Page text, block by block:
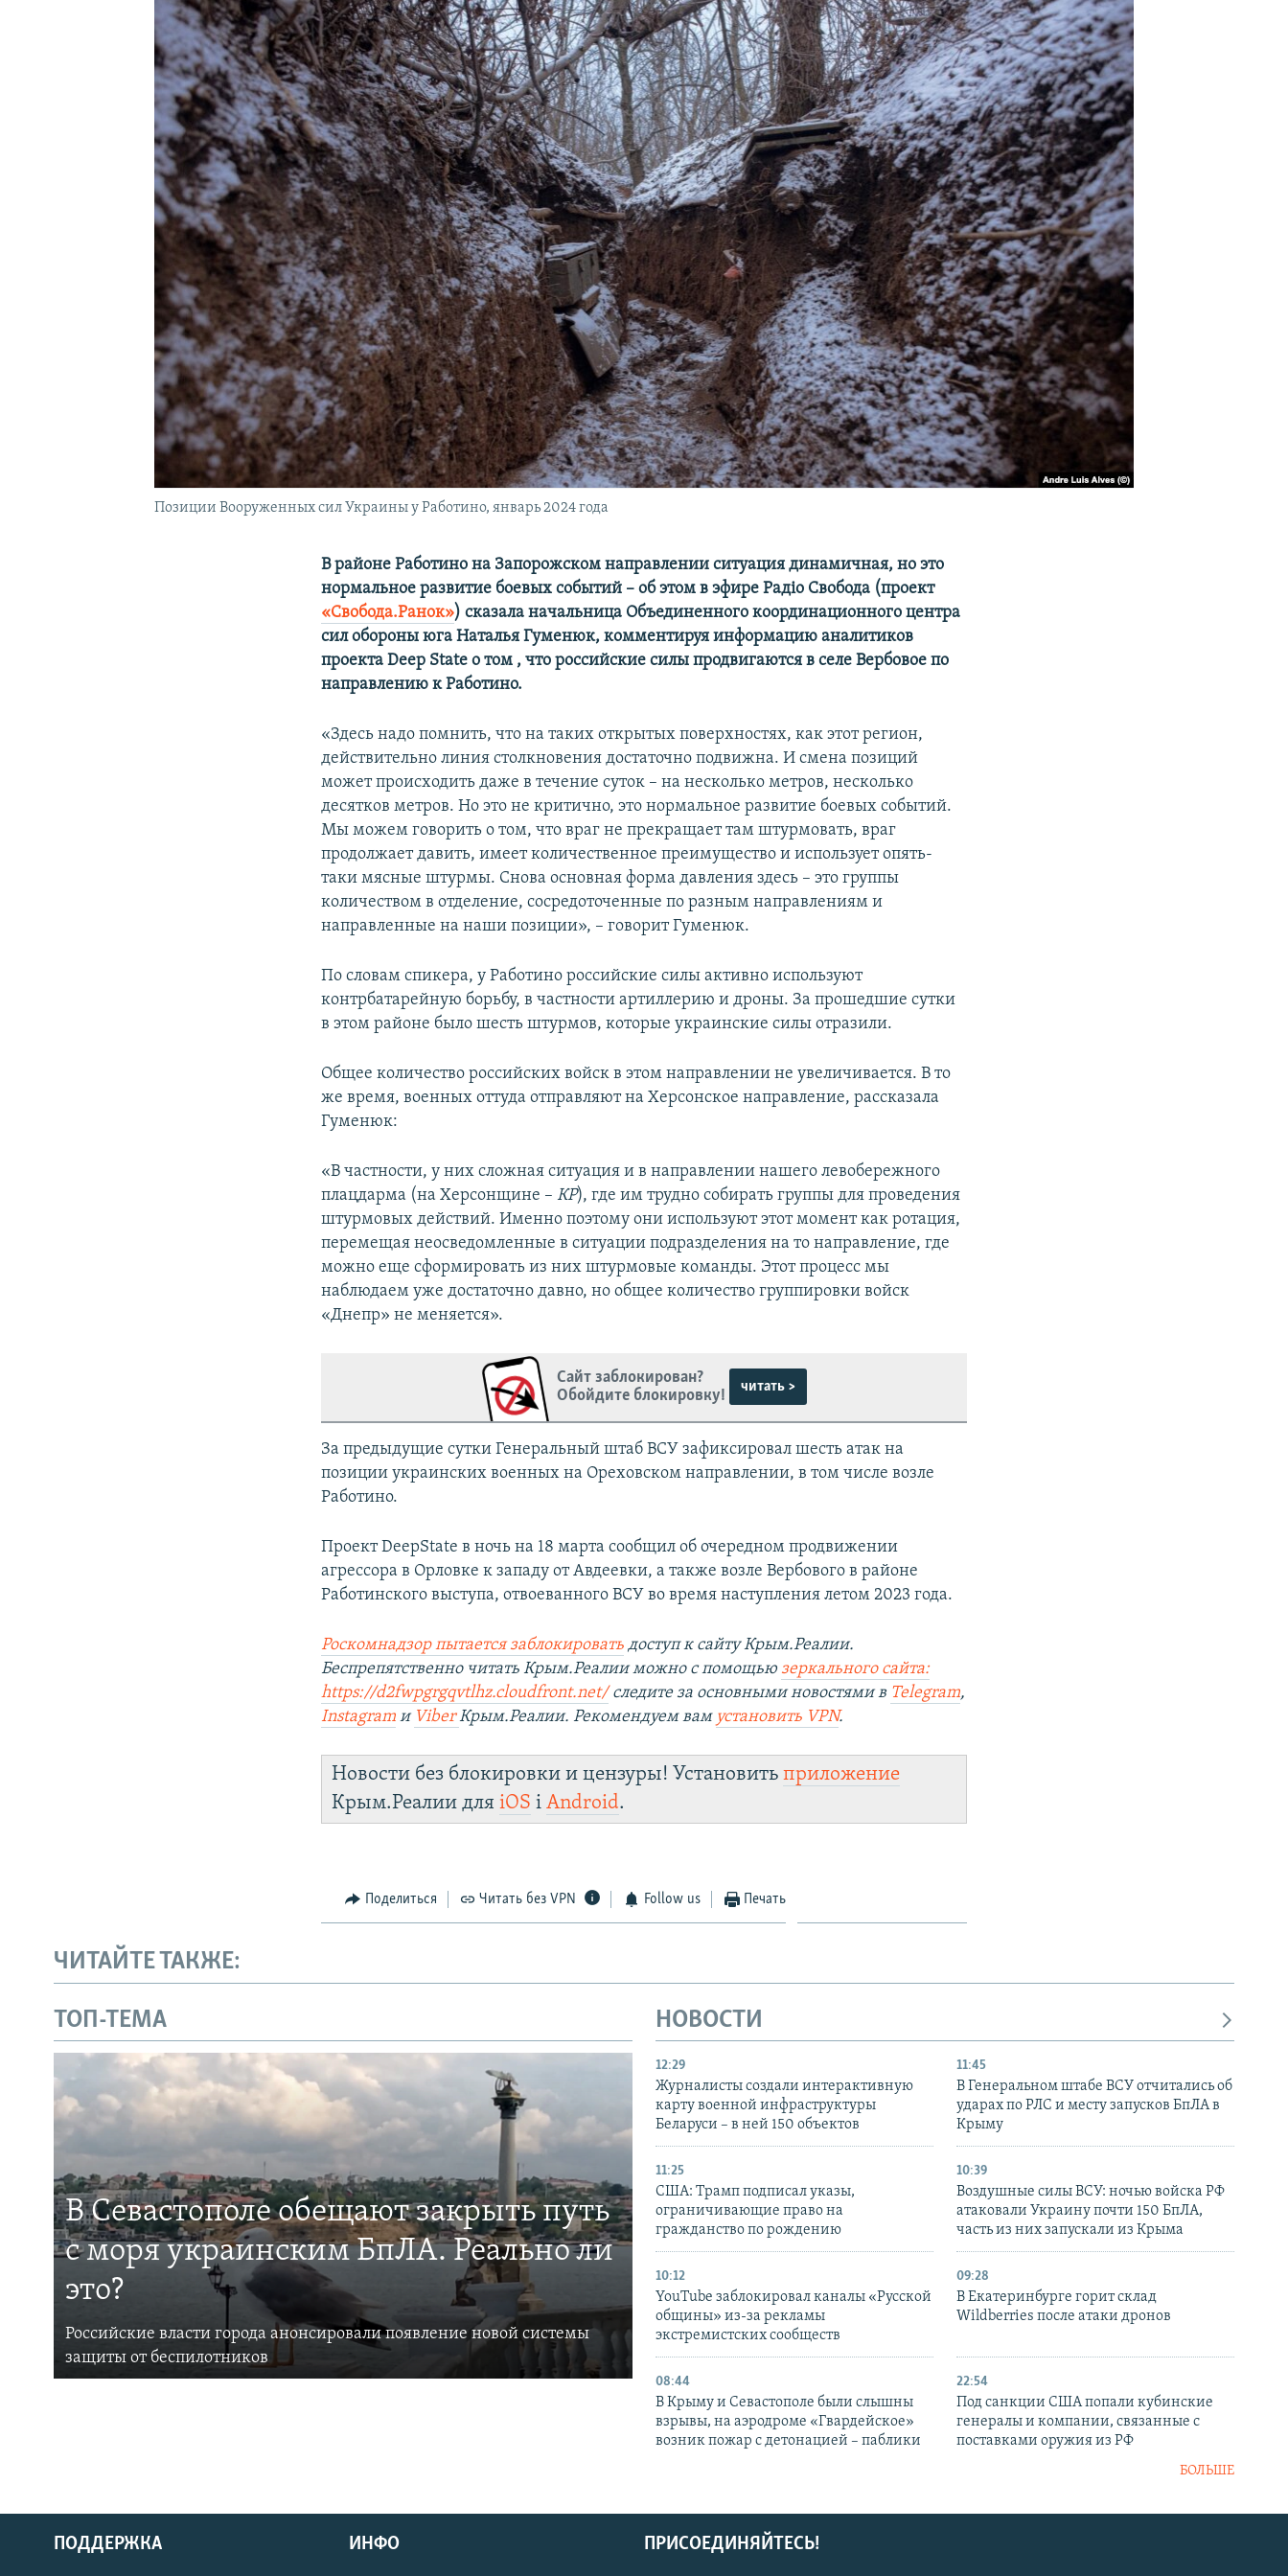
КРЫМ.НЕПОКОРЕННЫЙ
УКРАИНСКАЯ ПРОБЛЕМА КРЫМА
Позиции Вооруженных сил Украины у Работино, январь 2024 года
В районе Работино на Запорожском направлении ситуация динамичная, но это
нормальное развитие боевых событий – об этом в эфире Радіо Свобода (проект
«Свобода.Ранок») сказала начальница Объединенного координационного центра
сил обороны юга Наталья Гуменюк, комментируя информацию аналитиков
проекта Deep State о том , что российские силы продвигаются в селе Вербовое по
направлению к Работино.
«Здесь надо помнить, что на таких открытых поверхностях, как этот регион,
действительно линия столкновения достаточно подвижна. И смена позиций
может происходить даже в течение суток – на несколько метров, несколько
десятков метров. Но это не критично, это нормальное развитие боевых событий.
Мы можем говорить о том, что враг не прекращает там штурмовать, враг
продолжает давить, имеет количественное преимущество и использует опять-
таки мясные штурмы. Снова основная форма давления здесь – это группы
количеством в отделение, сосредоточенные по разным направлениям и
направленные на наши позиции», – говорит Гуменюк.
По словам спикера, у Работино российские силы активно используют
контрбатарейную борьбу, в частности артиллерию и дроны. За прошедшие сутки
в этом районе было шесть штурмов, которые украинские силы отразили.
Общее количество российских войск в этом направлении не увеличивается. В то
же время, военных оттуда отправляют на Херсонское направление, рассказала
Гуменюк:
«В частности, у них сложная ситуация и в направлении нашего левобережного
плацдарма (на Херсонщине –КР), где им трудно собирать группы для проведения
штурмовых действий. Именно поэтому они используют этот момент как ротация,
перемещая неосведомленные в ситуации подразделения на то направление, где
можно еще сформировать из них штурмовые команды. Этот процесс мы
наблюдаем уже достаточно давно, но общее количество группировки войск
«Днепр» не меняется».
Сайт заблокирован?
Обойдите блокировку!
читать >
За предыдущие сутки Генеральный штаб ВСУ зафиксировал шесть атак на
позиции украинских военных на Ореховском направлении, в том числе возле
Работино.
Проект DeepState в ночь на 18 марта сообщил об очередном продвижении
агрессора в Орловке к западу от Авдеевки, а также возле Вербового в районе
Работинского выступа, отвоеванного ВСУ во время наступления летом 2023 года.
Роскомнадзор пытается заблокировать доступ к сайту Крым.Реалии.
Беспрепятственно читать Крым.Реалии можно с помощьюзеркального сайта:
https://d2fwpgrgqvtlhz.cloudfront.net/следите за основными новостями в Telegram,
Instagram и ViberКрым.Реалии. Рекомендуем вам установить VPN.
Новости без блокировки и цензуры! Установитьприложение
Крым.Реалии дляiOS іAndroid.
Поделиться Читать без VPN Follow us Печать
ЧИТАЙТЕ ТАКЖЕ:
ТОП-ТЕМА
В Севастополе обещают закрыть путь
с моря украинским БпЛА. Реально ли
это?
Российские власти города анонсировали появление новой системы
защиты от беспилотников
НОВОСТИ
12:29
Журналисты создали интерактивную
карту военной инфраструктуры
Беларуси – в ней 150 объектов
11:45
В Генеральном штабе ВСУ отчитались об
ударах по РЛС и месту запусков БпЛА в
Крыму
11:25
США: Трамп подписал указы,
ограничивающие право на
гражданство по рождению
10:39
Воздушные силы ВСУ: ночью войска РФ
атаковали Украину почти 150 БпЛА,
часть из них запускали из Крыма
10:12
YouTube заблокировал каналы «Русской
общины» из-за рекламы
экстремистских сообществ
09:28
В Екатеринбурге горит склад
Wildberries после атаки дронов
08:44
В Крыму и Севастополе были слышны
взрывы, на аэродроме «Гвардейское»
возник пожар с детонацией – паблики
22:54
Под санкции США попали кубинские
генералы и компании, связанные с
поставками оружия из РФ
БОЛЬШЕ
ПРИСОЕДИНЯЙТЕСЬ!
ПОДДЕРЖКА ИНФО